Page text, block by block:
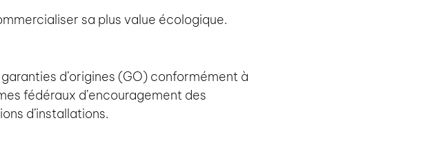
sa plus value écologique.
d’origines (GO) conformément à
fédéraux d’encouragement des
d’installations.